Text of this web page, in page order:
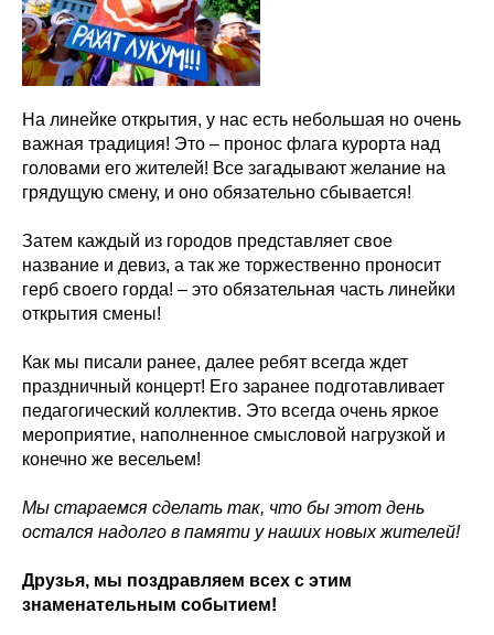
На линейке открытия, у нас есть небольшая но очень
важная традиция! Это – пронос флага курорта над
головами его жителей! Все загадывают желание на
грядущую смену, и оно обязательно сбывается!
Затем каждый из городов представляет свое
название и девиз, а так же торжественно проносит
герб своего горда! – это обязательная часть линейки
открытия смены!
Как мы писали ранее, далее ребят всегда ждет
праздничный концерт! Его заранее подготавливает
педагогический коллектив. Это всегда очень яркое
мероприятие, наполненное смысловой нагрузкой и
конечно же весельем!
Мы стараемся сделать так, что бы этот день
остался надолго в памяти у наших новых жителей!
Друзья, мы поздравляем всех с этим
знаменательным событием!